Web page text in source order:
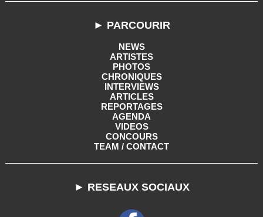
► PARCOURIR
NEWS
ARTISTES
PHOTOS
CHRONIQUES
INTERVIEWS
ARTICLES
REPORTAGES
AGENDA
VIDEOS
CONCOURS
TEAM / CONTACT
► RESEAUX SOCIAUX